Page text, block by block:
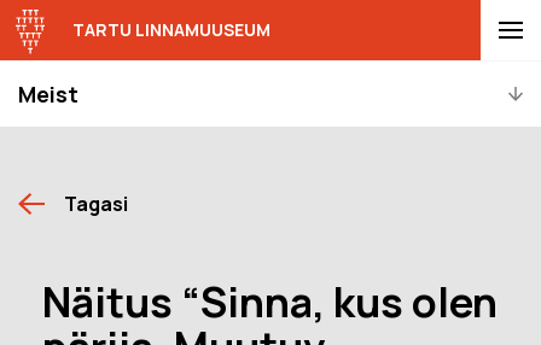
Meist
TARTU LINNAMUUSEUM
Tagasi
Näitus “Sinna, kus olen